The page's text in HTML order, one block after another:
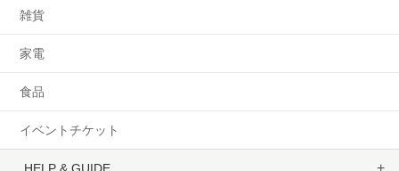
雑貨
家電
食品
イベントチケット